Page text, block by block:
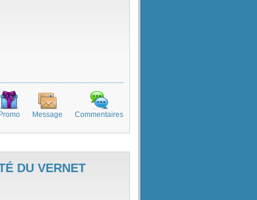
Promo Message Commentaires
DU VERNET